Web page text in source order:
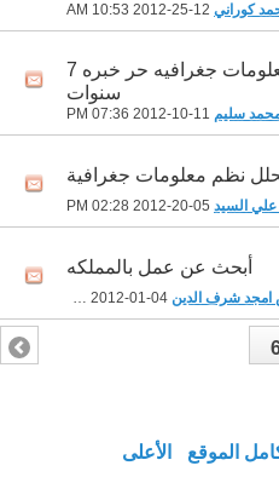
كوراني 10:53 AM
محلل نظم ومعلومات جغرافيه حر خبره 7
سنوات
سليم 07:36 PM
نظم معلومات جغرافية
علي السيد 02:28 PM
أبحث عن عمل بالمملكه
شرف الدين 01:58 PM
الموقع الأعلى